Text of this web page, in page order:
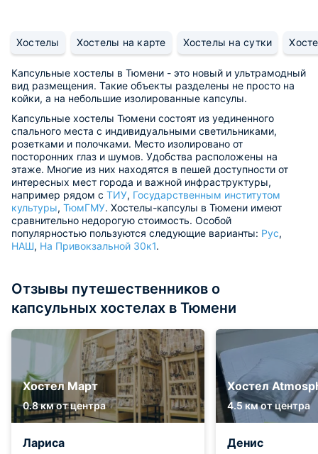
Хостелы Хостелы на карте Хостелы на сутки
Капсульные хостелы в Тюмени - это новый и ультрамодный
вид размещения. Такие объекты разделены не просто на
койки, а на небольшие изолированные капсулы.
Капсульные хостелы Тюмени состоят из уединенного
спального места с индивидуальными светильниками,
розетками и полочками. Место изолировано от
посторонних глаз и шумов. Удобства расположены на
этаже. Многие из них находятся в пешей доступности от
интересных мест города и важной инфраструктуры,
например рядом с ТИУ, Государственным институтом
культуры, ТюмГМУ. Хостелы-капсулы в Тюмени имеют
сравнительно недорогую стоимость. Особой
популярностью пользуются следующие варианты: Рус,
НАШ, На Привокзальной 30к1.
Отзывы путешественников о
капсульных хостелах в Тюмени
Хостел Март
0.8 км от центра
Лариса
Хостел
4.5 км от центра
Денис